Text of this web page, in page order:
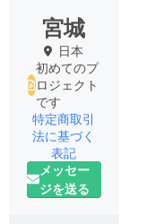
宮城
日本
初めてのプ
ロジェクト
です
特定商取引
法に基づく
表記
メッセー
ジを送る